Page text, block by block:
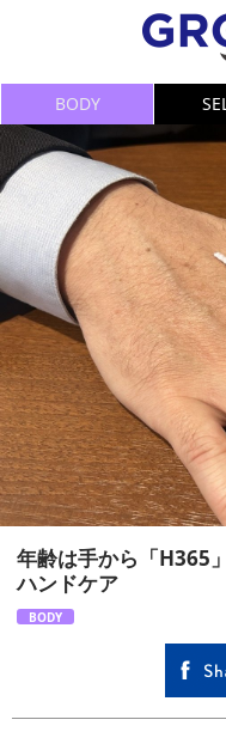
BODY
年齢は手から「H365
ハンドケア
BODY